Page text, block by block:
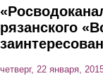
рязанского
четверг, 22 января,